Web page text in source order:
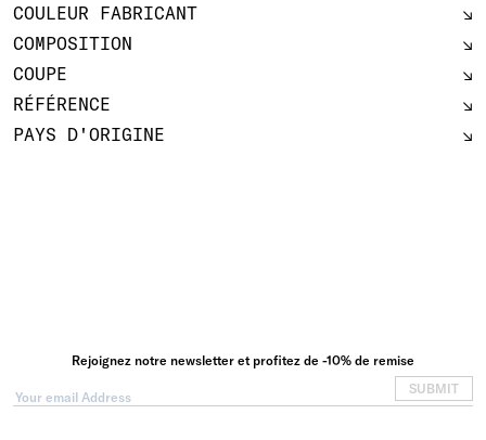
COULEUR FABRICANT
COMPOSITION
COUPE
RÉFÉRENCE
PAYS D'ORIGINE
Rejoignez notre newsletter et profitez de -10% de remise
SUBMIT